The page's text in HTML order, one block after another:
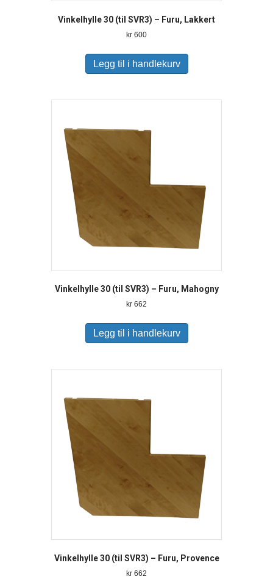
Vinkelhylle 30 (til SVR3) – Furu, Lakkert
kr 600
Legg til i handlekurv
Vinkelhylle 30 (til SVR3) – Furu, Mahogny
kr 662
Legg til i handlekurv
Vinkelhylle 30 (til SVR3) – Furu, Provence
kr 662